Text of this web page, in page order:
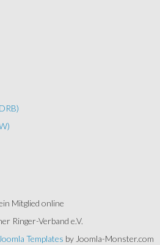
Mitglied online
Ringer-Verband e.V.
Joomla Templates by Joomla-Monster.com